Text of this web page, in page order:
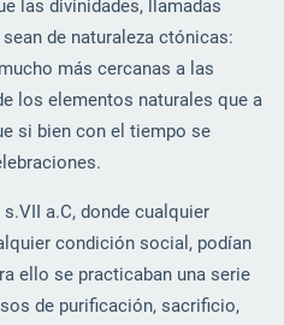
las divinidades, llamadas
de naturaleza ctónicas:
más cercanas a las
los elementos naturales que a
si bien con el tiempo se
a.C, donde cualquier
condición social, podían
ello se practicaban una serie
de purificación, sacrificio,